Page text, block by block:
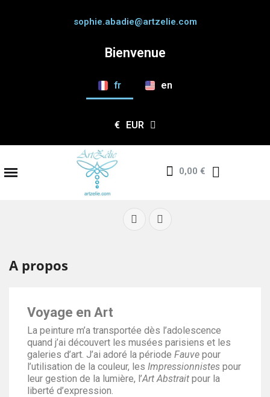
sophie.abadie@artzelie.com
Bienvenue
fr en
€ EUR
0,00 €
A propos
Voyage en Art
La peinture m’a transportée dès l’adolescence
quand j’ai découvert les musées parisiens et les
galeries d’art. J’ai adoré la période Fauve pour
l’utilisation de la couleur, les Impressionnistes pour
leur gestion de la lumière, l’Art Abstrait pour la
liberté d’expression.